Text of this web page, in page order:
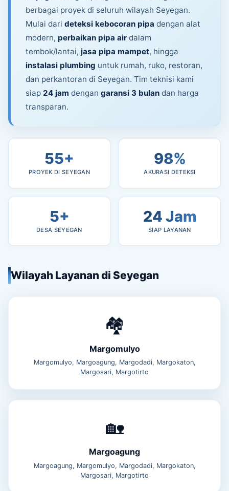
berbagai proyek di seluruh wilayah Seyegan.
Mulai dari deteksi kebocoran pipa dengan alat
modern, perbaikan pipa airdalam
tembok/lantai, jasa pipa mampet, hingga
instalasi plumbing untuk rumah, ruko, restoran,
dan perkantoran di Seyegan. Tim teknisi kami
siap 24 jam dengan garansi 3 bulandan harga
transparan.
55+
PROYEK DI SEYEGAN
98%
AKURASI DETEKSI
5+
DESA SEYEGAN
24 Jam
SIAP LAYANAN
Wilayah Layanan di Seyegan
🏘️
Margomulyo
Margomulyo, Margoagung, Margodadi, Margokaton,
Margosari, Margotirto
🏡
Margoagung
Margoagung, Margomulyo, Margodadi, Margokaton,
Margosari, Margotirto